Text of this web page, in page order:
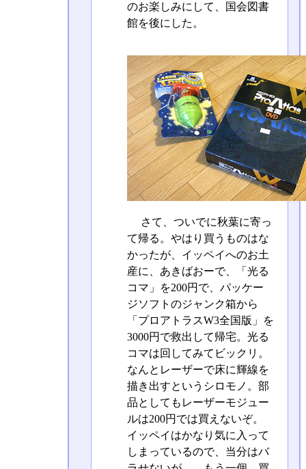
のお楽しみにして、国会図書
館を後にした。
さて、ついでに秋葉に寄っ
て帰る。やはり買うものはな
かったが、イッペイへのお土
産に、あきばおーで、「光る
コマ」を200円で、パッケー
ジソフトのジャンク箱から
「プロアトラスW3全国版」を
3000円で救出して帰宅。光る
コマは回してみてビックリ。
なんとレーザーで床に輝線を
描き出すというシロモノ。部
品としてもレーザーモジュー
ルは200円では買えないぞ。
イッペイはかなり気に入って
しまっているので、当分はバ